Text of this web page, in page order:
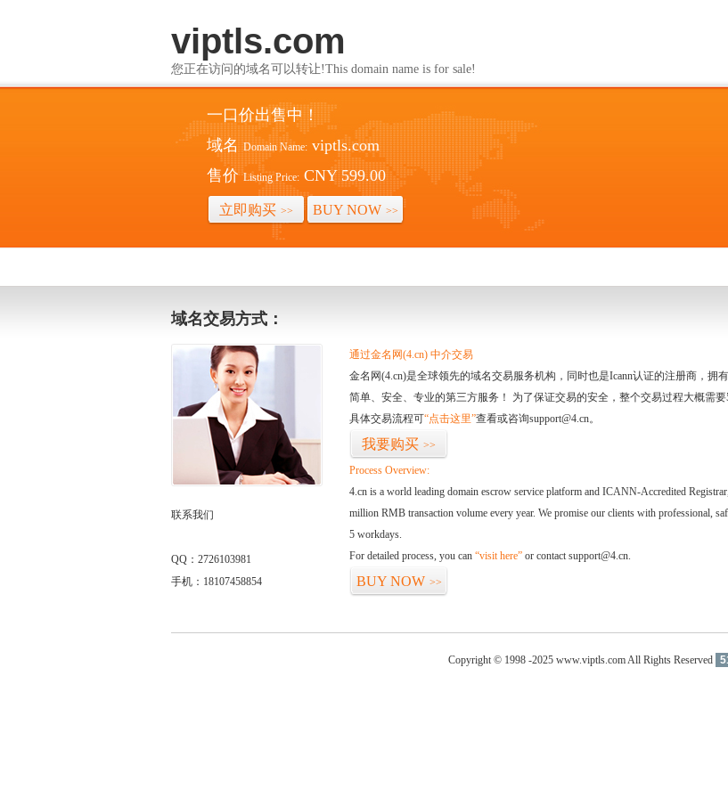
viptls.com
您正在访问的域名可以转让!This domain name is for sale!
一口价出售中！
域名 Domain Name: viptls.com
售价 Listing Price: CNY 599.00
立即购买 >> BUY NOW >>
域名交易方式：
联系我们
QQ：2726103981
手机：18107458854
通过金名网(4.cn) 中介交易
金名网(4.cn)是全球领先的域名交易服务机构，同时也是Icann认证的注册商，
简单、安全、专业的第三方服务！ 为了保证交易的安全，整个交易过程大概需要
具体交易流程可“点击这里”查看或咨询support@4.cn。
我要购买 >>
Process Overview:
4.cn is a world leading domain escrow service platform and ICANN-Accredited
million RMB transaction volume every year. We promise our clients with professional,
5 workdays.
For detailed process, you can “visit here” or contact support@4.cn.
BUY NOW >>
Copyright © 1998 -2025 www.viptls.com All Rights Reserved